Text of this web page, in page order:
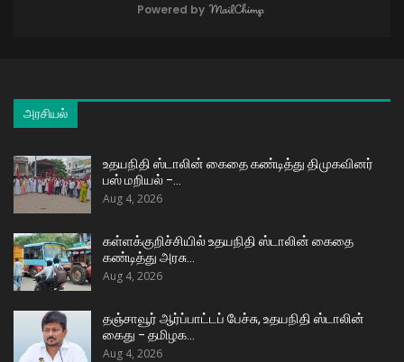
Powered by
அரசியல்
உதயநிதி ஸ்டாலின் கைதை கண்டித்து திமுகவினர்
பஸ் மறியல் –…
Aug 4, 2026
கள்ளக்குறிச்சியில் உதயநிதி ஸ்டாலின் கைதை
கண்டித்து அரசு…
Aug 4, 2026
தஞ்சாவூர் ஆர்ப்பாட்டப் பேச்சு, உதயநிதி ஸ்டாலின்
கைது – தமிழக…
Aug 4, 2026